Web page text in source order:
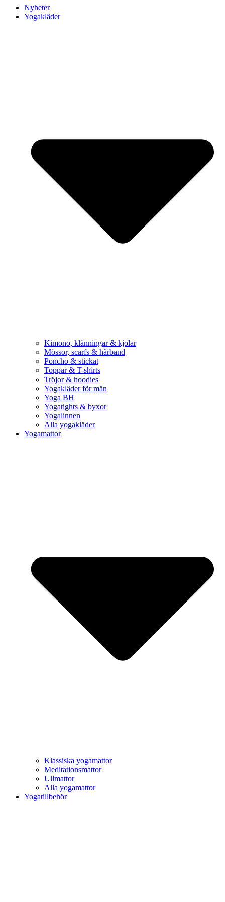
Nyheter
Yogakläder
Kimono, klänningar & kjolar
Mössor, scarfs & hårband
Poncho & stickat
Toppar & T-shirts
Tröjor & hoodies
Yogakläder för män
Yoga BH
Yogatights & byxor
Yogalinnen
Alla yogakläder
Yogamattor
Klassiska yogamattor
Meditationsmattor
Ullmattor
Alla yogamattor
Yogatillbehör